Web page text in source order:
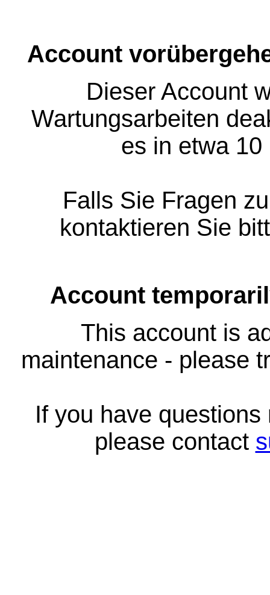
Account
Dieser Account
Wartungsarbeiten
es in etwa
Falls Sie Fragen
kontaktieren Sie
Account
This account is
maintenance - please
If you have
please contact